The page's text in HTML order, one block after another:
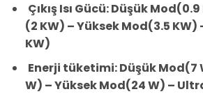
Çıkış Isı Gücü: Düşük
(2 KW) – Yüksek Mod(3.5
KW)
Enerji tüketimi: Düşük Mod(7
W) – Yüksek Mod(24 W) –